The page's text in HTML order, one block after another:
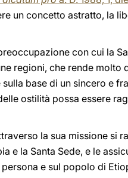
un concetto astratto, la
con cui la
regioni, che rende
base di un sincero e
ostilità possa essere
la sua missione si
e la Santa Sede, e le
persona e sul popolo di